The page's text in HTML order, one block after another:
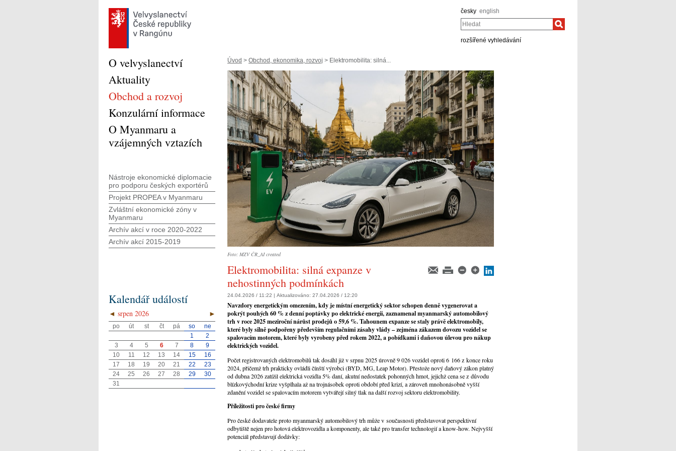
česky english
Hledat
rozšířené vyhledávání
Úvod > Obchod, ekonomika, rozvoj > Elektromobilita: silná...
Foto: MZV ČR_AI created
Elektromobilita: silná expanze v
nehostinných podmínkách
24.04.2026 / 11:22 | Aktualizováno: 27.04.2026 / 12:20
Navzdory energetickým omezením, kdy je místní energetický sektor schopen denně vygenerovat a
pokrýt pouhých 60 % z denní poptávky po elektrické energii, zaznamenal myanmarský automobilový
trh v roce 2025 meziroční nárůst prodejů o 59,6 %. Tahounem expanze se staly právě elektromobily,
které byly silně podpořeny především regulačními zásahy vlády – zejména zákazem dovozu vozidel se
spalovacím motorem, které byly vyrobeny před rokem 2022, a pobídkami i daňovou úlevou pro nákup
elektrických vozidel.
Počet registrovaných elektromobilů tak dosáhl již v srpnu 2025 úrovně 9 026 vozidel oproti 6 166 z konce roku
2024, přičemž trh prakticky ovládli čínští výrobci (BYD, MG, Leap Motor). Přestože nový daňový zákon platný
od dubna 2026 zatížil elektrická vozidla 5% daní, akutní nedostatek pohonných hmot, jejichž cena se z důvodu
blízkovýchodní krize vyšplhala až na trojnásobek oproti období před krizí, a zároveň mnohonásobně vyšší
zdanění vozidel se spalovacím motorem vytvářejí silný tlak na další rozvoj sektoru elektromobility.
Příležitosti pro české firmy
Pro české dodavatele proto myanmarský automobilový trh může v současnosti představovat perspektivní
odbytiště nejen pro hotová elektrovozidla a komponenty, ale také pro transfer technologií a know‑how. Nejvyšší
potenciál představují dodávky:
O velvyslanectví
Aktuality
Obchod a rozvoj
Konzulární informace
O Myanmaru a
vzájemných vztazích
Nástroje ekonomické diplomacie
pro podporu českých exportérů
Projekt PROPEA v Myanmaru
Zvláštní ekonomické zóny v
Myanmaru
Archív akcí v roce 2020-2022
Archív akcí 2015-2019
Kalendář událostí
◄ ►
srpen 2026
po út st čt pá so
ne
1
2
3
4 5 6 7 8
9
10
11 12 13 14 15
16
17
18 19 20 21 22
23
24
25 26 27 28 29
30
31